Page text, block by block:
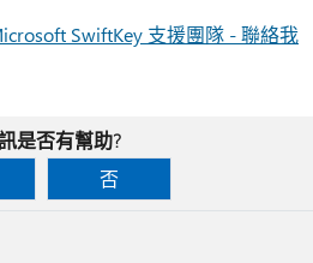
SwiftKey 支援團隊 - 聯絡我
是否有幫助?
否